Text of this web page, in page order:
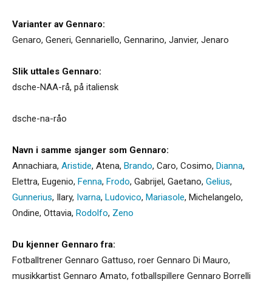
Varianter av Gennaro:
Genaro, Generi, Gennariello, Gennarino, Janvier, Jenaro
Slik uttales Gennaro:
dsche-NAA-rå, på italiensk
dsche-na-råo
Navn i samme sjanger som Gennaro:
Annachiara, Aristide, Atena, Brando, Caro, Cosimo, Dianna,
Elettra, Eugenio, Fenna, Frodo, Gabrijel, Gaetano, Gelius,
Gunnerius, Ilary, Ivarna, Ludovico, Mariasole, Michelangelo,
Ondine, Ottavia, Rodolfo, Zeno
Du kjenner Gennaro fra:
Fotballtrener Gennaro Gattuso, roer Gennaro Di Mauro,
musikkartist Gennaro Amato, fotballspillere Gennaro Borrelli